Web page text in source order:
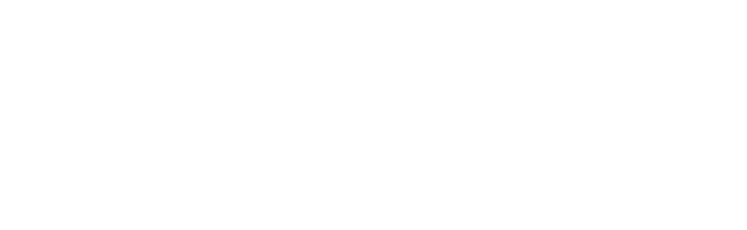
erscheinen täglich! 365 Tage im Jahr könnt ihr mit uns zusammen auf die Reise gehen und im
täglichen Tauchausfahrten!